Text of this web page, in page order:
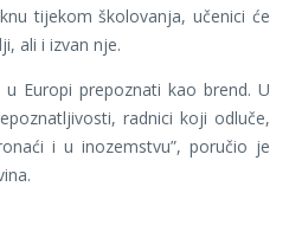
tijekom školovanja, učenici će
ali i izvan nje.
Europi prepoznati kao brend. U
radnici koji odluče,
i u inozemstvu”, poručio je